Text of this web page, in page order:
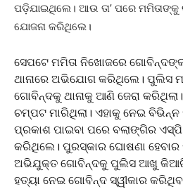
ପଡ଼ିଯାଇଥିଲେ। ଆଉ ତା’ ପରେ ମମିତାଙ୍କୁ
ଯୋଜନା କରିଥିଲେ।
ସେପଟେ ମମିତା ନିଖୋଜରେ
ଥାନାରେ ଅଭିଯୋଗ କରିଥିଲେ। ପୁଲିସ
ଗୋବିନ୍ଦକୁ ଥାନାକୁ ଆଣି ଜେରା
ଚମ୍ପଟ ମାରିଥିଲା। ଏହାକୁ ନେଇ
ପ୍ରକାଶ ପାଇବା ପରେ ବଲାଙ୍ଗିର
କରିଥିଲେ। ପୁରସ୍କାର ଘୋଷଣା ହେବାର
ଅଭିଯୁକ୍ତ ଗୋବିନ୍ଦକୁ ପୁଲିସ ଆଖୁ
ହତ୍ୟା ନେଇ ଗୋବିନ୍ଦ ସ୍ୱୀକାର